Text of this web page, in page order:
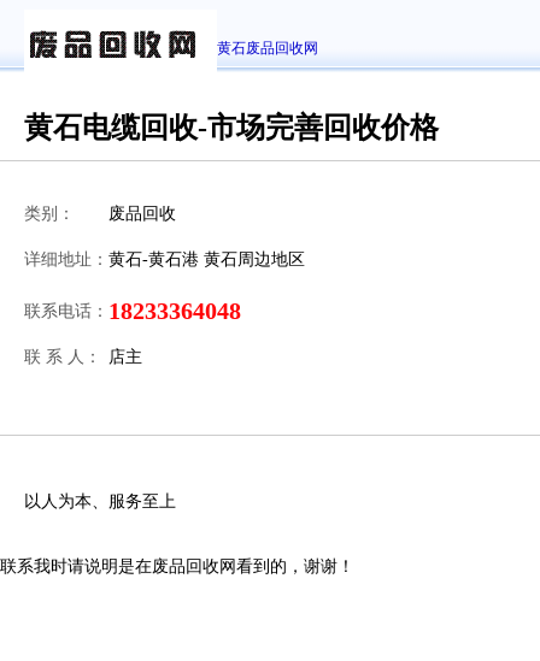
黄石废品回收网
黄石电缆回收-市场完善回收价格
类别： 废品回收
详细地址： 黄石-黄石港 黄石周边地区
联系电话： 18233364048
联 系 人： 店主
以人为本、服务至上
联系我时请说明是在废品回收网看到的，谢谢！